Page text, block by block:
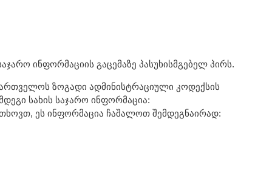
ინფორმაციის გაცემაზე პასუხისმგებელ პირს.
ზოგადი ადმინისტრაციული კოდექსის
სახის საჯარო ინფორმაცია:
ეს ინფორმაცია ჩაშალოთ შემდეგნაირად: